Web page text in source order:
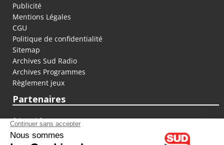
Publicité
Mentions Légales
CGU
Politique de confidentialité
Sitemap
Archives Sud Radio
Archives Programmes
Règlement jeux
Partenaires
fiducial.fr
lyoncapitale.fr